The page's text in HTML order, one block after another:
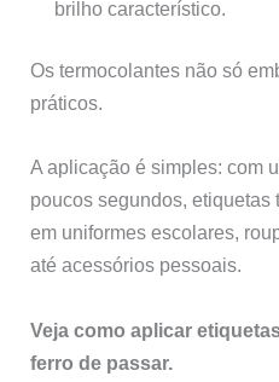
brilho característico.
Os termocolantes não só
práticos.
A aplicação é simples: com
poucos segundos,
em uniformes escolares,
até acessórios pessoais.
Veja como aplicar
ferro de passar.